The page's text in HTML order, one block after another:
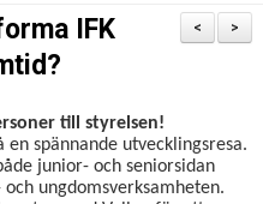
>
<
IFK
till styrelsen!
en spännande utvecklingsresa.
junior- och seniorsidan
ungdomsverksamheten.